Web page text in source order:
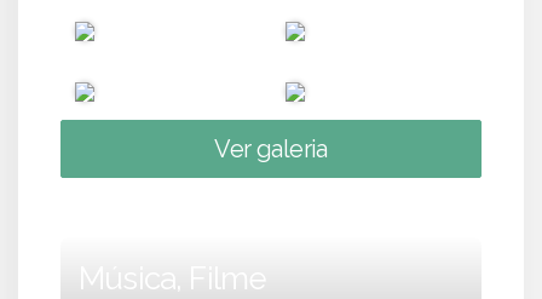
Ver galeria
Música, Filme